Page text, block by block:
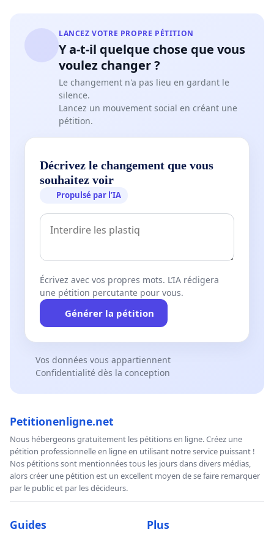
LANCEZ VOTRE PROPRE PÉTITION
Y a-t-il quelque chose que vous
voulez changer ?
Le changement n'a pas lieu en gardant le
silence.
Lancez un mouvement social en créant une
pétition.
Décrivez le changement que vous
souhaitez voir
Propulsé par l’IA
Écrivez avec vos propres mots. L’IA rédigera
une pétition percutante pour vous.
Générer la pétition
Vos données vous appartiennent
Confidentialité dès la conception
Petitionenligne.net
Nous hébergeons gratuitement les pétitions en ligne. Créez une
pétition professionnelle en ligne en utilisant notre service puissant !
Nos pétitions sont mentionnées tous les jours dans divers médias,
alors créer une pétition est un excellent moyen de se faire remarquer
par le public et par les décideurs.
Guides Plus